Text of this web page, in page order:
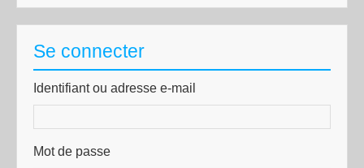
Se connecter
Identifiant ou adresse e-mail
Mot de passe